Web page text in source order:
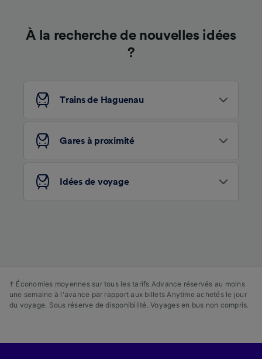
À la recherche de nouvelles idées
?
Trains de Haguenau
Gares à proximité
Idées de voyage
† Économies moyennes sur tous les tarifs Advance réservés au moins
une semaine à l'avance par rapport aux billets Anytime achetés le jour
du voyage. Sous réserve de disponibilité. Voyages en bus non compris.